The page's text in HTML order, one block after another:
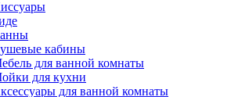
кабины
для ванной комнаты
для кухни
для ванной комнаты